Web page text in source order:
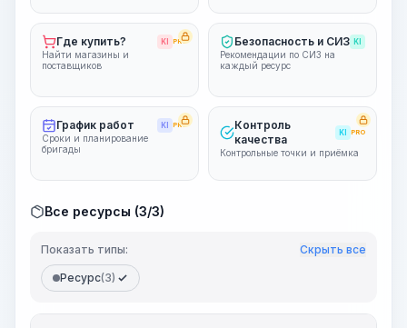
Где купить? KI PRO
Найти магазины и
поставщиков
Безопасность и СИЗ KI
Рекомендации по СИЗ на
каждый ресурс
График работ KI PRO
Сроки и планирование
бригады
Контроль
качества
KI PRO
Контрольные точки и приёмка
Все ресурсы (3/3)
Показать типы: Скрыть все
Ресурс(3)